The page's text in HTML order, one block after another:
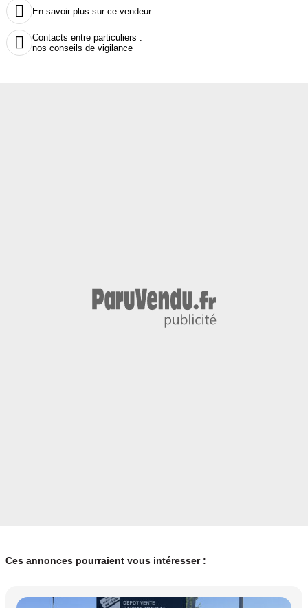
 En savoir plus sur ce vendeur

Contacts entre particuliers :
nos conseils de vigilance
Ces annonces pourraient vous intéresser :